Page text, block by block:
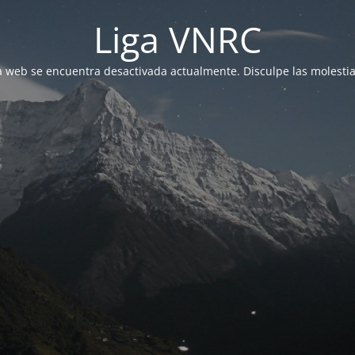
Liga VNRC
web se encuentra desactivada actualmente. Disculpe las